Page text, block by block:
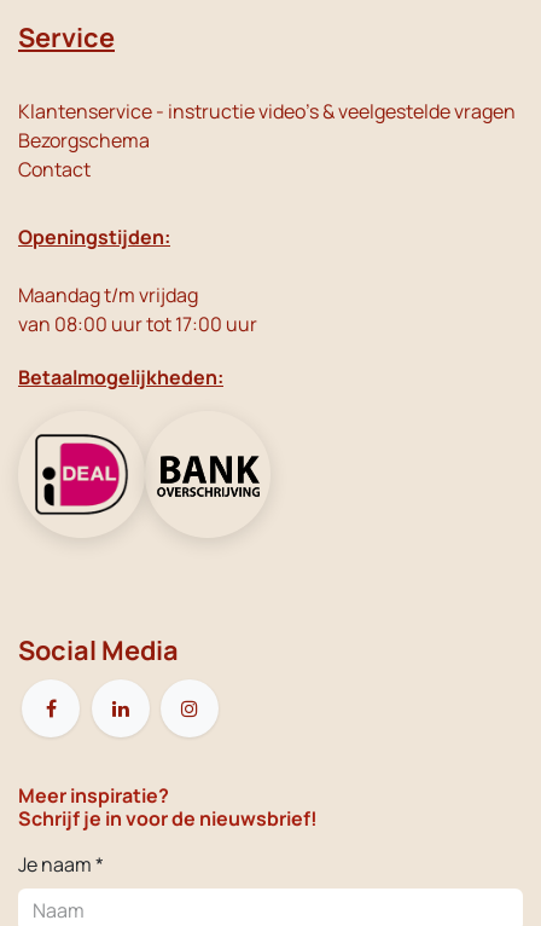
Service
Klantenservice - instructie video's & veelgestelde vragen
Bezorgschema
Contact
Openingstijden:
Maandag t/m vrijdag
van 08:00 uur tot 17:00 uur
Betaalmogelijkheden:
Social Media
Meer inspiratie?
Schrijf je in voor de nieuwsbrief!
Je naam *